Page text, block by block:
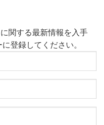
関する最新情報を入手
登録してください。